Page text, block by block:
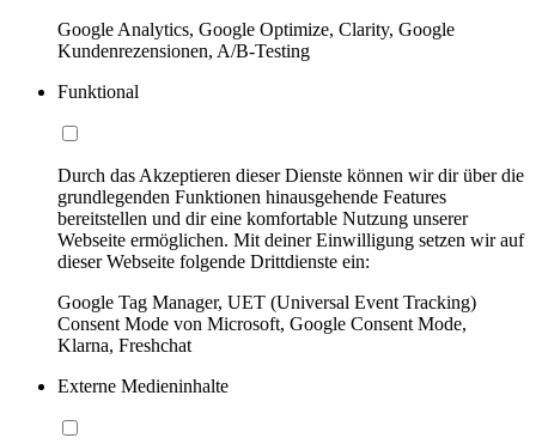
Google Analytics, Google Optimize, Clarity, Google
Kundenrezensionen, A/B-Testing
Funktional
Durch das Akzeptieren dieser Dienste können wir dir über die
grundlegenden Funktionen hinausgehende Features
bereitstellen und dir eine komfortable Nutzung unserer
Webseite ermöglichen. Mit deiner Einwilligung setzen wir auf
dieser Webseite folgende Drittdienste ein:
Google Tag Manager, UET (Universal Event Tracking)
Consent Mode von Microsoft, Google Consent Mode,
Klarna, Freshchat
Externe Medieninhalte